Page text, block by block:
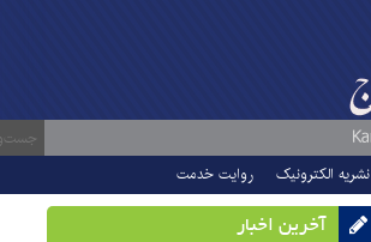
نشریه الکترونیک روایت خدمت
آخرین اخبار